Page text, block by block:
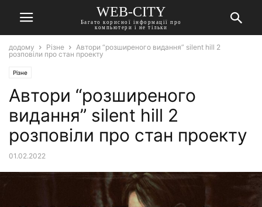
WEB-CITY
Багато корисної інформації про
компьютери і не тільки
додому Різне
Автори “розширеного видання” silent hill 2
розповіли про стан проекту
Різне
Автори “розширеного
видання” silent hill 2
розповіли про стан проекту
01.02.2022